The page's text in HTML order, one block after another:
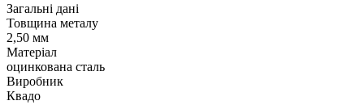
Загальні дані
Товщина металу
2,50 мм
Матеріал
оцинкована сталь
Виробник
Квадо